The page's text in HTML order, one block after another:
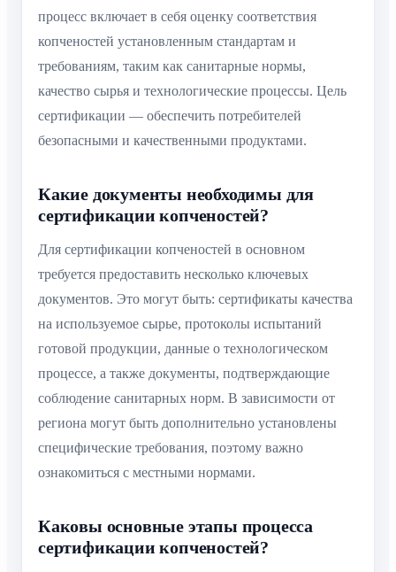
процесс включает в себя оценку соответствия
копченостей установленным стандартам и
требованиям, таким как санитарные нормы,
качество сырья и технологические процессы. Цель
сертификации — обеспечить потребителей
безопасными и качественными продуктами.
Какие документы необходимы для
сертификации копченостей?
Для сертификации копченостей в основном
требуется предоставить несколько ключевых
документов. Это могут быть: сертификаты качества
на используемое сырье, протоколы испытаний
готовой продукции, данные о технологическом
процессе, а также документы, подтверждающие
соблюдение санитарных норм. В зависимости от
региона могут быть дополнительно установлены
специфические требования, поэтому важно
ознакомиться с местными нормами.
Каковы основные этапы процесса
сертификации копченостей?